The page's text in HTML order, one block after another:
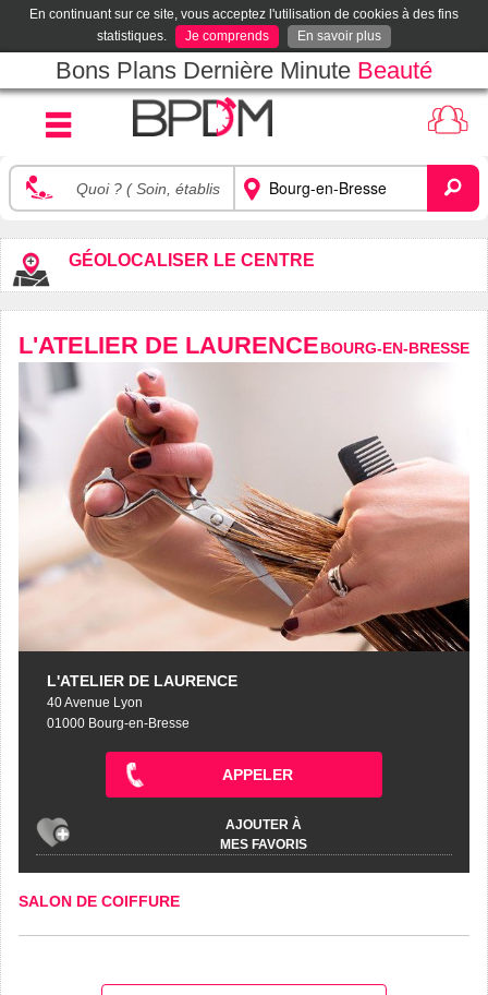
En continuant sur ce site, vous acceptez l'utilisation de cookies à des fins
statistiques.
Je comprends En savoir plus
Bons Plans Dernière Minute Beauté
GÉOLOCALISER LE CENTRE
L'ATELIER DE LAURENCEBOURG-EN-BRESSE
L'ATELIER DE LAURENCE
40 Avenue Lyon
01000 Bourg-en-Bresse
APPELER
AJOUTER À
MES FAVORIS
SALON DE COIFFURE